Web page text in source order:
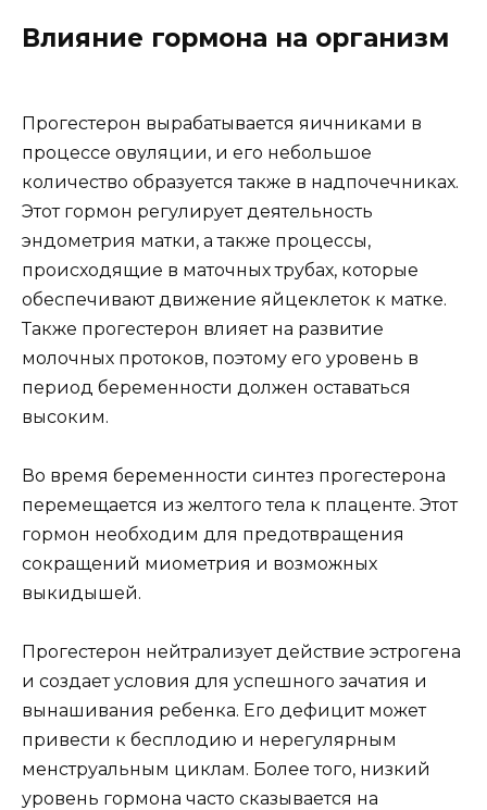
Влияние гормона на организм
Прогестерон вырабатывается яичниками в
процессе овуляции, и его небольшое
количество образуется также в надпочечниках.
Этот гормон регулирует деятельность
эндометрия матки, а также процессы,
происходящие в маточных трубах, которые
обеспечивают движение яйцеклеток к матке.
Также прогестерон влияет на развитие
молочных протоков, поэтому его уровень в
период беременности должен оставаться
высоким.
Во время беременности синтез прогестерона
перемещается из желтого тела к плаценте. Этот
гормон необходим для предотвращения
сокращений миометрия и возможных
выкидышей.
Прогестерон нейтрализует действие эстрогена
и создает условия для успешного зачатия и
вынашивания ребенка. Его дефицит может
привести к бесплодию и нерегулярным
менструальным циклам. Более того, низкий
уровень гормона часто сказывается на